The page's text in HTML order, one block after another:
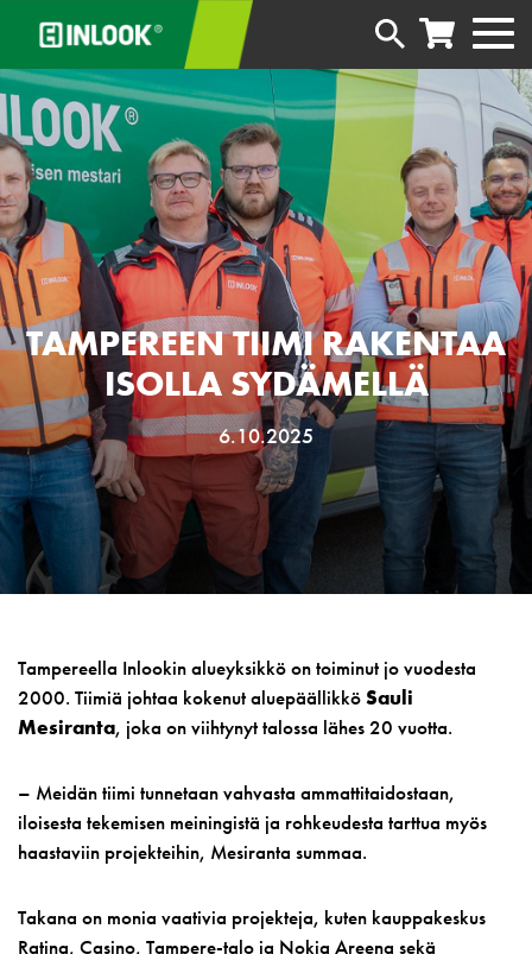
TAMPEREEN TIIMI RAKENTAA
ISOLLA SYDÄMELLÄ
6.10.2025
Tampereella Inlookin alueyksikkö on toiminut jo vuodesta
2000. Tiimiä johtaa kokenut aluepäällikköSauli
Mesiranta, joka on viihtynyt talossa lähes 20 vuotta.
– Meidän tiimi tunnetaan vahvasta ammattitaidostaan,
iloisesta tekemisen meiningistä ja rohkeudesta tarttua myös
haastaviin projekteihin, Mesiranta summaa.
Takana on monia vaativia projekteja, kuten kauppakeskus
Ratina, Casino, Tampere-talo ja Nokia Areena sekä